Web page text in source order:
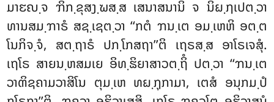
ມາຬຎ຺ຈ ຠິກ຺ຂຸສງ຺ຆສ຺ສ ເສນາສນານິ ຈ ນິຏ຺ຐເປຕ຺ວາ
ທານສມ຺ຠາຣໍ ສຊ຺ເຊຕ຺ວາ ‘‘ກຕໍ ຠນ຺ເຕ ອມ຺ເຫຫິ ອຕ຺ຕ
ໂນກິຈ຺ຈໍ, ສຕ຺ຖາຣໍ ປກ຺ໂກສຖາ’’ຕິ ເຖຣສ຺ສ ອາໂຣເຈສຸໍ.
ເຖໂຣ ສາຍນ຺ຫສມເຍ ອິທ຺ຘິຍາສາວຕ຺ຖິໍ ປຕ຺ວາ ‘‘ຠນ຺ເຕ
ວາຓິຊຄາມວາສິໂນ ຕຸມ຺ເຫ ທຏ຺ຐຸກາມາ, ເຕສໍ ອນຸກມ຺ປໍ